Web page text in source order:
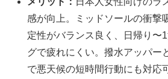
感が向上。ミッドソールの衝撃
定性がバランス良く、日帰り〜
グで疲れにくい。撥水アッパー
で悪天候の短時間行動にも対応